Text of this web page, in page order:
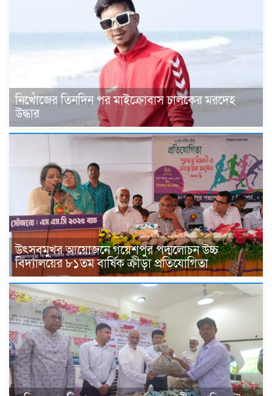
নিখোঁজের তিনদিন পর মাইক্রোবাস চালকের মরদেহ
উদ্ধার
উৎসবমুখর আয়োজনে গয়েশপুর পদ্মলোচন উচ্চ
বিদ্যালয়ের ৮১তম বার্ষিক ক্রীড়া প্রতিযোগিতা